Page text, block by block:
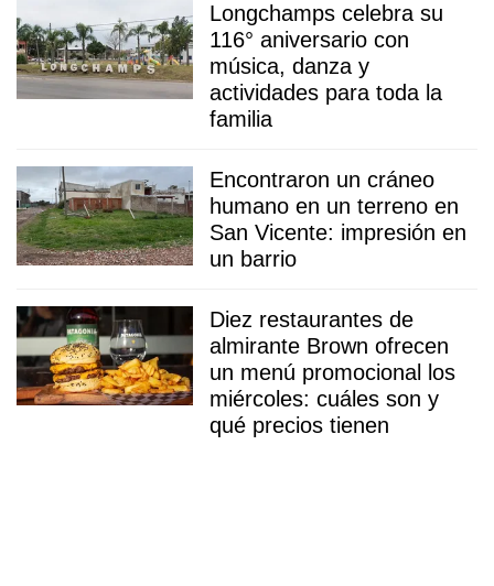
Longchamps celebra su
116° aniversario con
música, danza y
actividades para toda la
familia
Encontraron un cráneo
humano en un terreno en
San Vicente: impresión en
un barrio
Diez restaurantes de
almirante Brown ofrecen
un menú promocional los
miércoles: cuáles son y
qué precios tienen